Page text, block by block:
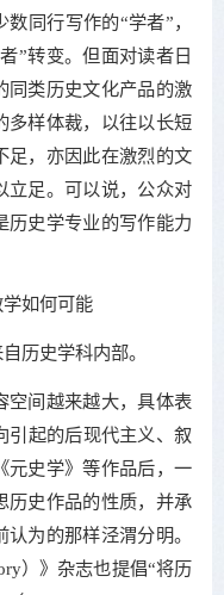
同行写作的“学者”，
”转变。但面对读者日
同类历史文化产品的激
多样体裁，以往以长短
足，亦因此在激烈的文
立足。可以说，公众对
历史学专业的写作能力
如何可能
历史学科内部。
空间越来越大，具体表
引起的后现代主义、叙
元史学》等作品后，一
历史作品的性质，并承
为的那样泾渭分明。
）》杂志也提倡“将历